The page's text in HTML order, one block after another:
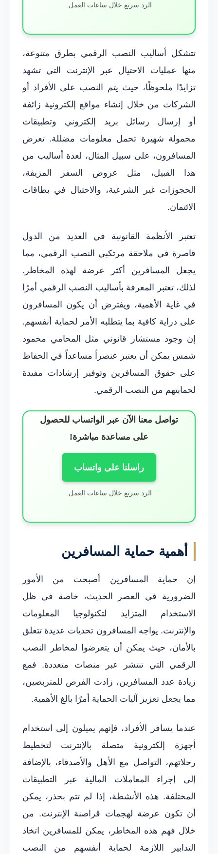
الرد سريع خلال ساعات العمل.
تتشكل أساليب النصب الرقمي بطرق متنوعة،
منها عمليات الاحتيال عبر الإنترنت التي تشهد
تزايدًا ملحوظًا، حيث يتم النصب على الأفراد أو
الشركات من خلال إنشاء مواقع إلكترونية زائفة
أو إرسال رسائل بريد إلكتروني وتطبيقات
محمولة شهيرة تحمل معلومات مضللة. تعرض
المسافرون، على سبيل المثال، لعدة أساليب من
هذا القبيل، مثل عروض السفر المزيفة،
الحجوزات غير الشرعية، والاحتيال في بطاقات
الائتمان.
تعتبر الأنظمة القانونية في العديد من الدول
قاصرة في ملاحقة مرتكبي النصب الرقمي، مما
يجعل المسافرين أكثر عرضة لهذه المخاطر.
لذلك، تعتبر المعرفة بأساليب النصب الرقمي أمرًا
في غاية الأهمية، ويفترض أن يكون المسافرون
على دراية كافية بما يتطلبه الأمر لحماية أنفسهم.
إن وجود مستشار قانوني مثل المحامي محمود
شمس يمكن أن يعتبر عنصراً مساعداً في الحفاظ
على حقوق المسافرين وتوفير إرشادات مفيدة
لحمايتهم من النصب الرقمي.
تواصل معنا الآن عبر الواتساب للحصول
على مساعدة مباشرة!
راسلنا على واتساب
الرد سريع خلال ساعات العمل.
أهمية حماية المسافرين
إن حماية المسافرين أصبحت من الأمور
الضرورية في العصر الحديث، خاصة في ظل
الاستخدام المتزايد لتكنولوجيا المعلومات
والإنترنت. يواجه المسافرون تحديات عديدة تتعلق
بالأمان، حيث يمكن أن يتعرضوا لمخاطر النصب
الرقمي التي تنتشر عبر منصات متعددة. فمع
زيادة عدد المسافرين، زادت الفرص للمتربصين،
مما يجعل تعزيز آليات الحماية أمرًا بالغ الأهمية.
عندما يسافر الأفراد، فإنهم يميلون إلى استخدام
أجهزة إلكترونية متصلة بالإنترنت لتخطيط
رحلاتهم، التواصل مع الأهل والأصدقاء، بالإضافة
إلى إجراء المعاملات المالية عبر التطبيقات
المختلفة. هذه الأنشطة، إذا لم تتم بحذر، يمكن
أن تكون عرضة لهجمات قراصنة الإنترنت. من
خلال فهم هذه المخاطر، يمكن للمسافرين اتخاذ
التدابير اللازمة لحماية أنفسهم من النصب